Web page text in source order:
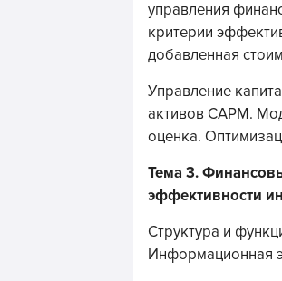
управления
критерии
добавленная
Управление
активов CAPM.
оценка.
Тема 3.
эффективности
Структура и
Информационная